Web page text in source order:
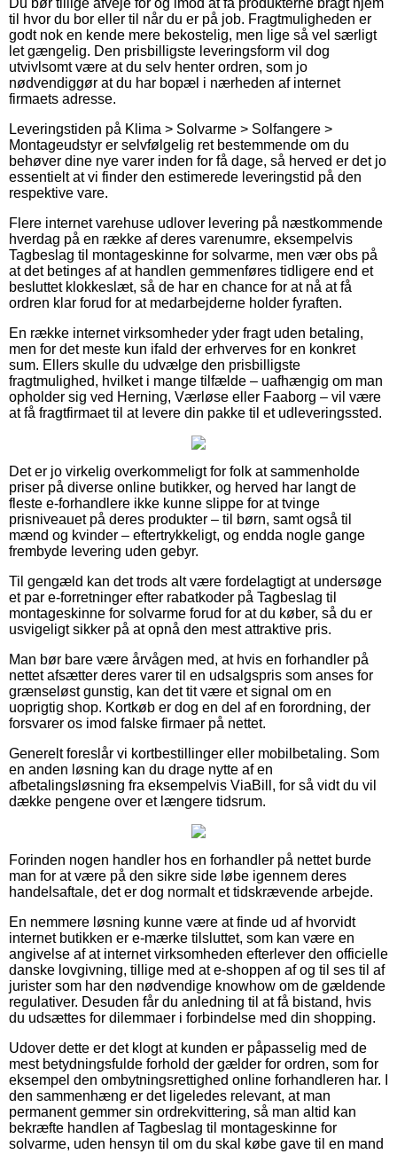
til hvor du bor eller til når du er på job. Fragtmuligheden er
godt nok en kende mere bekostelig, men lige så vel særligt
let gængelig. Den prisbilligste leveringsform vil dog
utvivlsomt være at du selv henter ordren, som jo
nødvendiggør at du har bopæl i nærheden af internet
firmaets adresse.
Leveringstiden på Klima > Solvarme > Solfangere >
Montageudstyr er selvfølgelig ret bestemmende om du
behøver dine nye varer inden for få dage, så herved er det jo
essentielt at vi finder den estimerede leveringstid på den
respektive vare.
Flere internet varehuse udlover levering på næstkommende
hverdag på en række af deres varenumre, eksempelvis
Tagbeslag til montageskinne for solvarme, men vær obs på
at det betinges af at handlen gemmenføres tidligere end et
besluttet klokkeslæt, så de har en chance for at nå at få
ordren klar forud for at medarbejderne holder fyraften.
En række internet virksomheder yder fragt uden betaling,
men for det meste kun ifald der erhverves for en konkret
sum. Ellers skulle du udvælge den prisbilligste
fragtmulighed, hvilket i mange tilfælde – uafhængig om man
opholder sig ved Herning, Værløse eller Faaborg – vil være
at få fragtfirmaet til at levere din pakke til et udleveringssted.
Det er jo virkelig overkommeligt for folk at sammenholde
priser på diverse online butikker, og herved har langt de
fleste e-forhandlere ikke kunne slippe for at tvinge
prisniveauet på deres produkter – til børn, samt også til
mænd og kvinder – eftertrykkeligt, og endda nogle gange
frembyde levering uden gebyr.
Til gengæld kan det trods alt være fordelagtigt at undersøge
et par e-forretninger efter rabatkoder på Tagbeslag til
montageskinne for solvarme forud for at du køber, så du er
usvigeligt sikker på at opnå den mest attraktive pris.
Man bør bare være årvågen med, at hvis en forhandler på
nettet afsætter deres varer til en udsalgspris som anses for
grænseløst gunstig, kan det tit være et signal om en
uoprigtig shop. Kortkøb er dog en del af en forordning, der
forsvarer os imod falske firmaer på nettet.
Generelt foreslår vi kortbestillinger eller mobilbetaling. Som
en anden løsning kan du drage nytte af en
afbetalingsløsning fra eksempelvis ViaBill, for så vidt du vil
dække pengene over et længere tidsrum.
Forinden nogen handler hos en forhandler på nettet burde
man for at være på den sikre side løbe igennem deres
handelsaftale, det er dog normalt et tidskrævende arbejde.
En nemmere løsning kunne være at finde ud af hvorvidt
internet butikken er e-mærke tilsluttet, som kan være en
angivelse af at internet virksomheden efterlever den officielle
danske lovgivning, tillige med at e-shoppen af og til ses til af
jurister som har den nødvendige knowhow om de gældende
regulativer. Desuden får du anledning til at få bistand, hvis
du udsættes for dilemmaer i forbindelse med din shopping.
Udover dette er det klogt at kunden er påpasselig med de
mest betydningsfulde forhold der gælder for ordren, som for
eksempel den ombytningsrettighed online forhandleren har. I
den sammenhæng er det ligeledes relevant, at man
permanent gemmer sin ordrekvittering, så man altid kan
bekræfte handlen af Tagbeslag til montageskinne for
solvarme, uden hensyn til om du skal købe gave til en mand